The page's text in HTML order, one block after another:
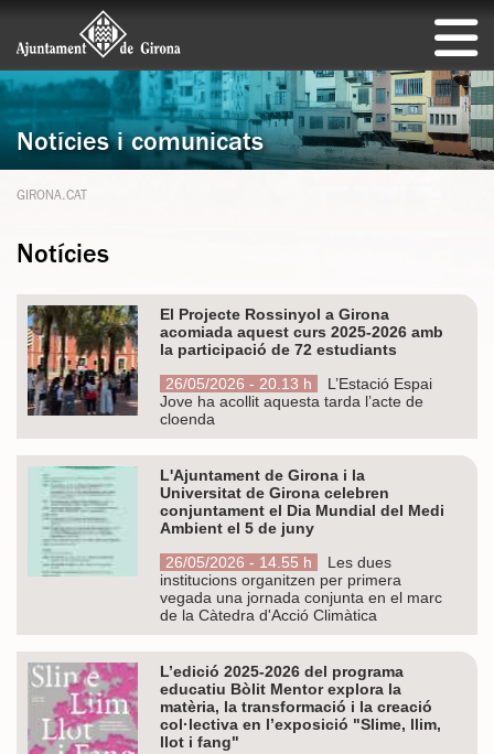
Notícies i comunicats
GIRONA.CAT
Notícies
El Projecte Rossinyol a Girona
acomiada aquest curs 2025-2026 amb
la participació de 72 estudiants
26/05/2026 - 20.13 h
L’Estació Espai
Jove ha acollit aquesta tarda l’acte de
cloenda
L'Ajuntament de Girona i la
Universitat de Girona celebren
conjuntament el Dia Mundial del Medi
Ambient el 5 de juny
26/05/2026 - 14.55 h
Les dues
institucions organitzen per primera
vegada una jornada conjunta en el marc
de la Càtedra d'Acció Climàtica
L’edició 2025-2026 del programa
educatiu Bòlit Mentor explora la
matèria, la transformació i la creació
col·lectiva en l’exposició "Slime, llim,
llot i fang"